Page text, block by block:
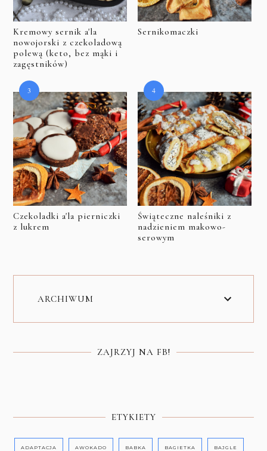
Kremowy sernik a'la
nowojorski z czekoladową
polewą (keto, bez mąki i
zagęstników)
Sernikomaczki
Czekoladki a'la pierniczki
z lukrem
Świąteczne naleśniki z
nadzieniem makowo-
serowym
ARCHIWUM
ZAJRZYJ NA FB!
ETYKIETY
ADAPTACJA AWOKADO BABKA BAGIETKA BAJGLE